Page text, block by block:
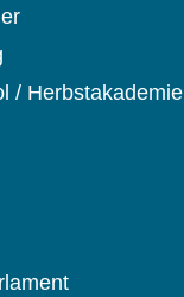
/ Herbstakademie